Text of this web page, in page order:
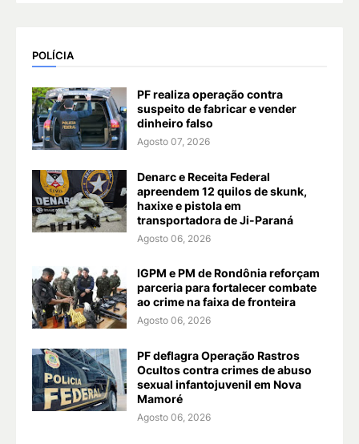
POLÍCIA
PF realiza operação contra
suspeito de fabricar e vender
dinheiro falso
Agosto 07, 2026
Denarc e Receita Federal
apreendem 12 quilos de skunk,
haxixe e pistola em
transportadora de Ji-Paraná
Agosto 06, 2026
IGPM e PM de Rondônia reforçam
parceria para fortalecer combate
ao crime na faixa de fronteira
Agosto 06, 2026
PF deflagra Operação Rastros
Ocultos contra crimes de abuso
sexual infantojuvenil em Nova
Mamoré
Agosto 06, 2026